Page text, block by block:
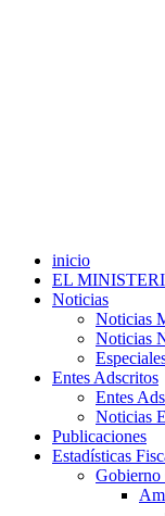
inicio
EL
Noticias
Noticias
Noticias
Entes Adscritos
Entes
Noticias
Publicaciones
Estadísticas
Gobierno